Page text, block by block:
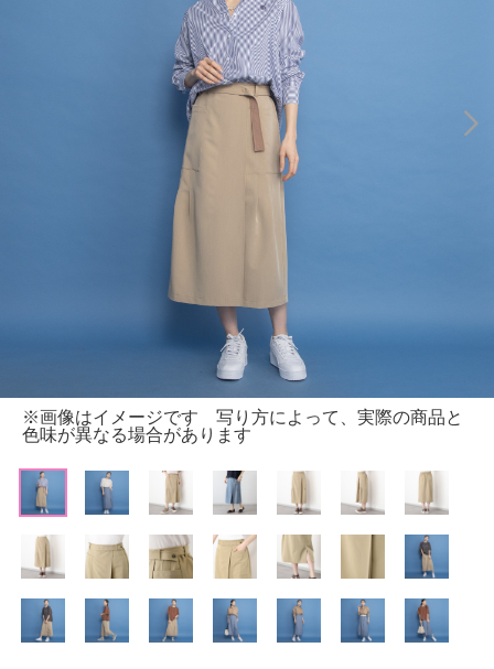
※画像はイメージです 写り方によって、実際の商品と
色味が異なる場合があります